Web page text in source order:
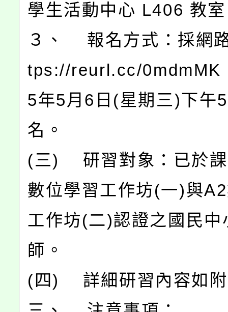
學生活動中心 L406 教
３、 報名方式：採網
tps://reurl.cc/0mdmMK
5年5月6日(星期三)下午
名。
(三) 研習對象：已於課
數位學習工作坊(一)與
工作坊(二)認證之國民中
師。
(四) 詳細研習內容如